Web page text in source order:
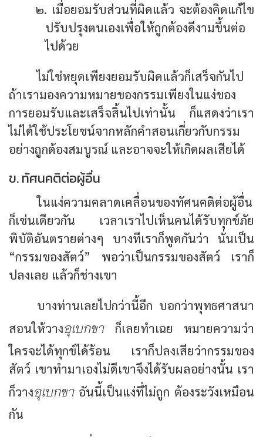
๒. เมื่อยอมรับส่วนที่ผิดแล้ว จะต้องคิดแก้ไข
ปรับปรุงตนเองเพื่อให้ถูกต้องดีงามขึ้นต่อ
ไปด้วย
ไม่ใช่หยุดเพียงยอมรับผิดแล้วก็เสร็จกันไป
ถ้าเรามองความหมายของกรรมเพียงในแง่ของ
การยอมรับและเสร็จสิ้นไปเท่านั้น ก็แสดงว่าเรา
ไม่ได้ใช้ประโยชน์จากหลักคำสอนเกี่ยวกับกรรม
อย่างถูกต้องสมบูรณ์ และอาจจะให้เกิดผลเสียได้
ข. ทัศนคติต่อผู้อื่น
ในแง่ความคลาดเคลื่อนของทัศนคติต่อผู้อื่น
ก็เช่นเดียวกัน เวลาเราไปเห็นคนได้รับทุกข์ภัย
พิบัติอันตรายต่างๆ บางทีเราก็พูดกันว่า นั่นเป็น
“กรรมของสัตว์” พอว่าเป็นกรรมของสัตว์ เราก็
ปลงเลย แล้วก็ช่างเขา
บางท่านเลยไปกว่านี้อีก บอกว่าพุทธศาสนา
สอนให้วางอุเบกขาก็เลยทำเฉย หมายความว่า
ใครจะได้ทุกข์ได้ร้อน เราก็ปลงเสียว่ากรรมของ
สัตว์ เขาทำมาเองไม่ดีเขาจึงได้รับผลอย่างนั้น เรา
ก็วางอุเบกขาอันนี้เป็นแง่ที่ไม่ถูก ต้องระวังเหมือน
กัน